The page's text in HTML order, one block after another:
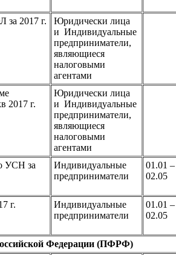
2017 г.
Юридически лица
и Индивидуальные
предприниматели,
являющиеся
налоговыми
агентами
2017 г.
Юридически лица
и Индивидуальные
предприниматели,
являющиеся
налоговыми
агентами
УСН за
Индивидуальные
предприниматели
01.01 –
02.05
г.
Индивидуальные
предприниматели
01.01 –
02.05
Федерации (ПФРФ)